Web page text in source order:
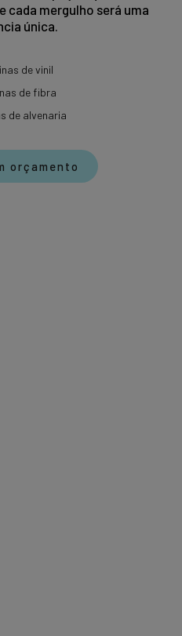
cada mergulho será uma
única.
de vinil
de fibra
de alvenaria
orçamento